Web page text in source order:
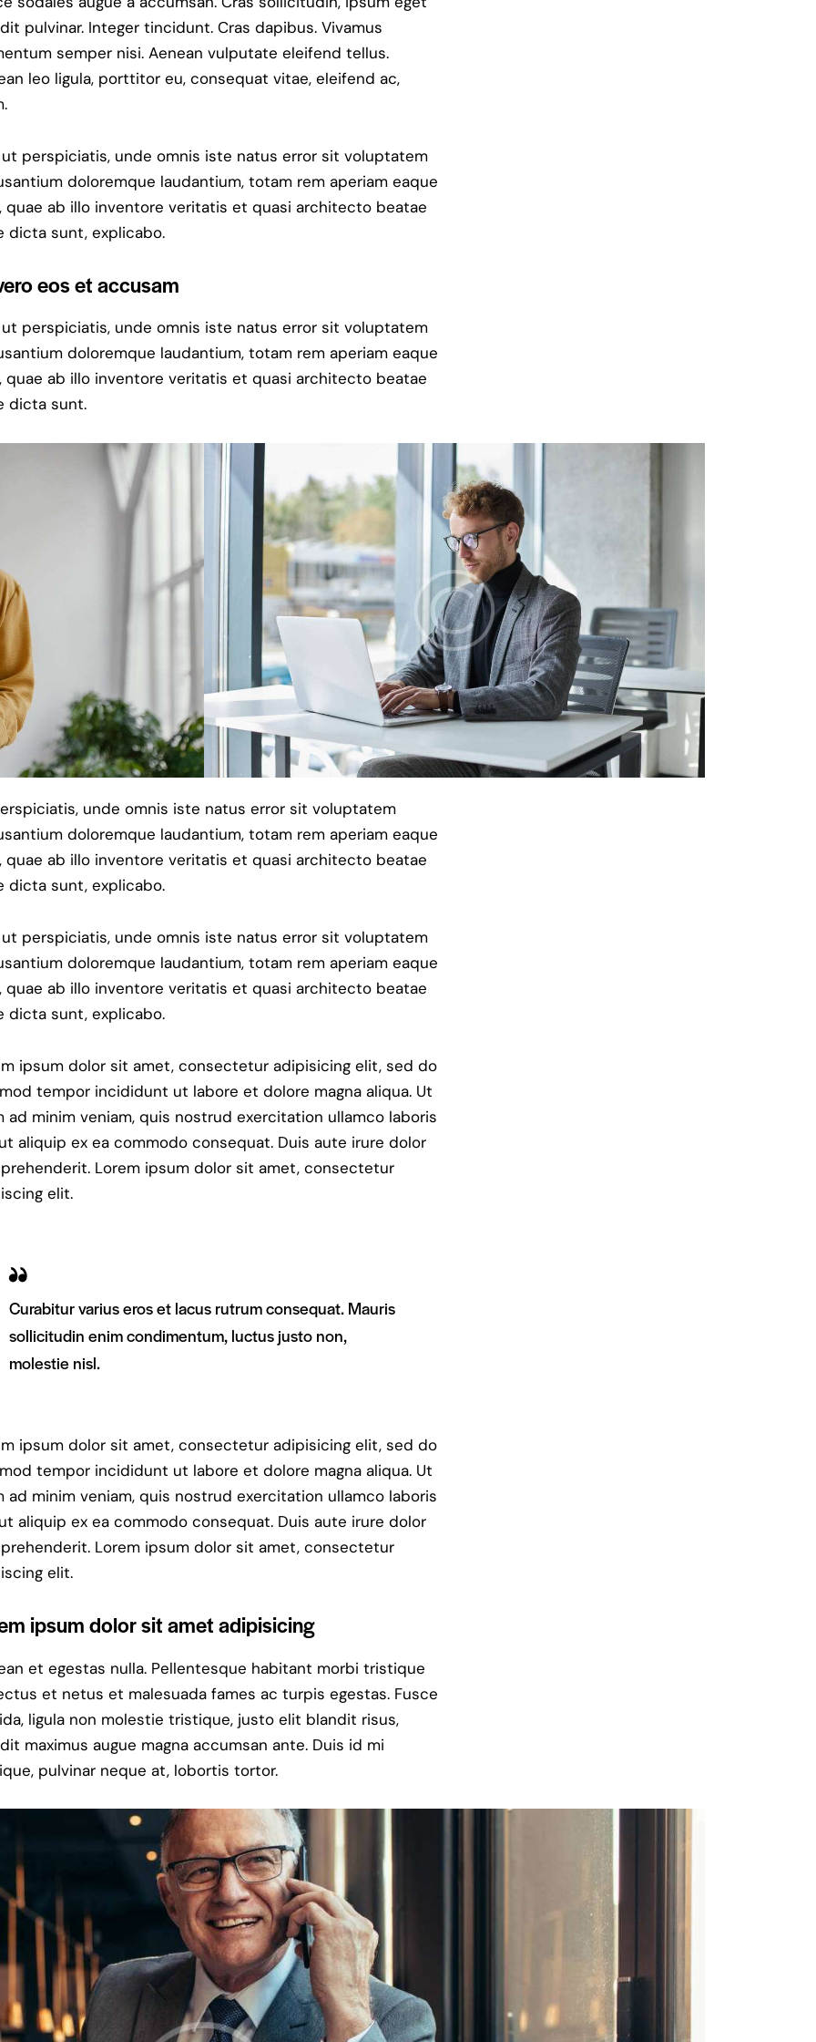
pulvinar. Integer tincidunt. Cras dapibus. Vivamus
semper nisi. Aenean vulputate eleifend tellus.
leo ligula, porttitor eu, consequat vitae, eleifend ac,
perspiciatis, unde omnis iste natus error sit voluptatem
doloremque laudantium, totam rem aperiam eaque
quae ab illo inventore veritatis et quasi architecto beatae
dicta sunt, explicabo.
eos et accusam
perspiciatis, unde omnis iste natus error sit voluptatem
doloremque laudantium, totam rem aperiam eaque
quae ab illo inventore veritatis et quasi architecto beatae
dicta sunt.
unde omnis iste natus error sit voluptatem
doloremque laudantium, totam rem aperiam eaque
quae ab illo inventore veritatis et quasi architecto beatae
dicta sunt, explicabo.
perspiciatis, unde omnis iste natus error sit voluptatem
doloremque laudantium, totam rem aperiam eaque
quae ab illo inventore veritatis et quasi architecto beatae
dicta sunt, explicabo.
ipsum dolor sit amet, consectetur adipisicing elit, sed do
tempor incididunt ut labore et dolore magna aliqua. Ut
ad minim veniam, quis nostrud exercitation ullamco laboris
aliquip ex ea commodo consequat. Duis aute irure dolor
Lorem ipsum dolor sit amet, consectetur
elit.
Curabitur varius eros et lacus rutrum consequat. Mauris
sollicitudin enim condimentum, luctus justo non,
molestie nisl.
ipsum dolor sit amet, consectetur adipisicing elit, sed do
tempor incididunt ut labore et dolore magna aliqua. Ut
ad minim veniam, quis nostrud exercitation ullamco laboris
aliquip ex ea commodo consequat. Duis aute irure dolor
Lorem ipsum dolor sit amet, consectetur
elit.
ipsum dolor sit amet adipisicing
et egestas nulla. Pellentesque habitant morbi tristique
et netus et malesuada fames ac turpis egestas. Fusce
ligula non molestie tristique, justo elit blandit risus,
maximus augue magna accumsan ante. Duis id mi
pulvinar neque at, lobortis tortor.